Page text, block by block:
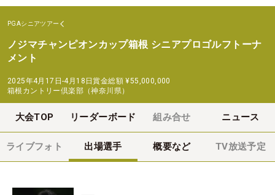
PGAシニアツアー
ノジマチャンピオンカップ箱根 シニアプロゴルフトーナ
メント
2025年4月17日-4月18日賞金総額 ¥55,000,000
箱根カントリー倶楽部（神奈川県）
大会TOP リーダーボード 組み合せ ニュース
ライブフォト 出場選手 概要など TV放送予定